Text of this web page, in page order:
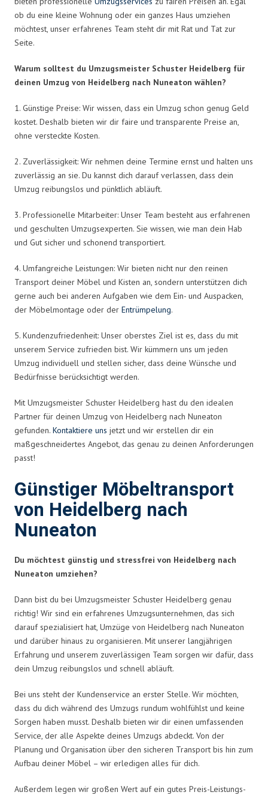
ob du eine kleine Wohnung oder ein ganzes Haus umziehen
möchtest, unser erfahrenes Team steht dir mit Rat und Tat zur
Seite.
Warum solltest du Umzugsmeister Schuster Heidelberg für
deinen Umzug von Heidelberg nach Nuneaton wählen?
1. Günstige Preise: Wir wissen, dass ein Umzug schon genug Geld
kostet. Deshalb bieten wir dir faire und transparente Preise an,
ohne versteckte Kosten.
2. Zuverlässigkeit: Wir nehmen deine Termine ernst und halten uns
zuverlässig an sie. Du kannst dich darauf verlassen, dass dein
Umzug reibungslos und pünktlich abläuft.
3. Professionelle Mitarbeiter: Unser Team besteht aus erfahrenen
und geschulten Umzugsexperten. Sie wissen, wie man dein Hab
und Gut sicher und schonend transportiert.
4. Umfangreiche Leistungen: Wir bieten nicht nur den reinen
Transport deiner Möbel und Kisten an, sondern unterstützen dich
gerne auch bei anderen Aufgaben wie dem Ein- und Auspacken,
der Möbelmontage oder der Entrümpelung.
5. Kundenzufriedenheit: Unser oberstes Ziel ist es, dass du mit
unserem Service zufrieden bist. Wir kümmern uns um jeden
Umzug individuell und stellen sicher, dass deine Wünsche und
Bedürfnisse berücksichtigt werden.
Mit Umzugsmeister Schuster Heidelberg hast du den idealen
Partner für deinen Umzug von Heidelberg nach Nuneaton
gefunden. Kontaktiere uns jetzt und wir erstellen dir ein
maßgeschneidertes Angebot, das genau zu deinen Anforderungen
passt!
Günstiger Möbeltransport
von Heidelberg nach
Nuneaton
Du möchtest günstig und stressfrei von Heidelberg nach
Nuneaton umziehen?
Dann bist du bei Umzugsmeister Schuster Heidelberg genau
richtig! Wir sind ein erfahrenes Umzugsunternehmen, das sich
darauf spezialisiert hat, Umzüge von Heidelberg nach Nuneaton
und darüber hinaus zu organisieren. Mit unserer langjährigen
Erfahrung und unserem zuverlässigen Team sorgen wir dafür, dass
dein Umzug reibungslos und schnell abläuft.
Bei uns steht der Kundenservice an erster Stelle. Wir möchten,
dass du dich während des Umzugs rundum wohlfühlst und keine
Sorgen haben musst. Deshalb bieten wir dir einen umfassenden
Service, der alle Aspekte deines Umzugs abdeckt. Von der
Planung und Organisation über den sicheren Transport bis hin zum
Aufbau deiner Möbel – wir erledigen alles für dich.
Außerdem legen wir großen Wert auf ein gutes Preis-Leistungs-